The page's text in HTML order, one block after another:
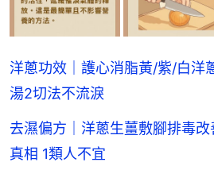
洋蔥功效｜護心消脂黃/紫/白
湯2切法不流淚
去濕偏方｜洋蔥生薑敷腳排毒
真相 1類人不宜